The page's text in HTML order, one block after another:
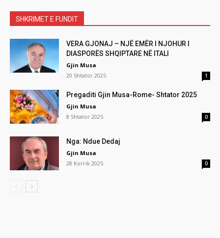
SHKRIMET E FUNDIT
VERA GJONAJ – NJË EMËR I NJOHUR I
DIASPORËS SHQIPTARE NË ITALI
Gjin Musa
20 Shtator 2025
1
Pregaditi Gjin Musa-Rome- Shtator 2025
Gjin Musa
8 Shtator 2025
0
Nga: Ndue Dedaj
Gjin Musa
28 Korrik 2025
0